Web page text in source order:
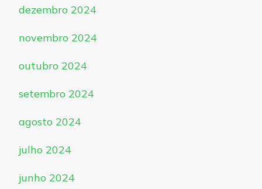
dezembro 2024
novembro 2024
outubro 2024
setembro 2024
agosto 2024
julho 2024
junho 2024